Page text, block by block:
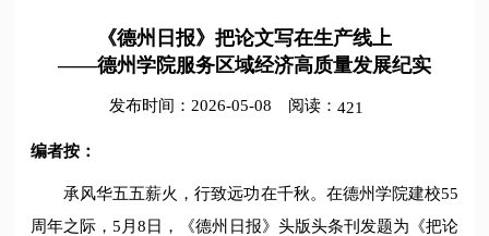
《德州日报》把论文写在生产线上
——德州学院服务区域经济高质量发展纪实
发布时间：2026-05-08 阅读： 421
编者按：
承风华五五薪火，行致远功在千秋。 在德州学院建校55
周年之际，5月8日，《德州日报》头版头条刊发题为《把论